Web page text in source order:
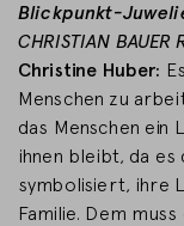
Blickpunkt-
CHRISTIAN
Christine Huber:
Menschen zu
das Menschen ein
ihnen bleibt, da
symbolisiert, ihre
Familie. Dem